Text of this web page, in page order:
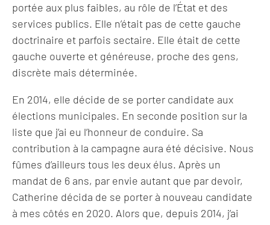
portée aux plus faibles, au rôle de l’État et des
services publics. Elle n’était pas de cette gauche
doctrinaire et parfois sectaire. Elle était de cette
gauche ouverte et généreuse, proche des gens,
discrète mais déterminée.
En 2014, elle décide de se porter candidate aux
élections municipales. En seconde position sur la
liste que j’ai eu l’honneur de conduire. Sa
contribution à la campagne aura été décisive. Nous
fûmes d’ailleurs tous les deux élus. Après un
mandat de 6 ans, par envie autant que par devoir,
Catherine décida de se porter à nouveau candidate
à mes côtés en 2020. Alors que, depuis 2014, j’ai